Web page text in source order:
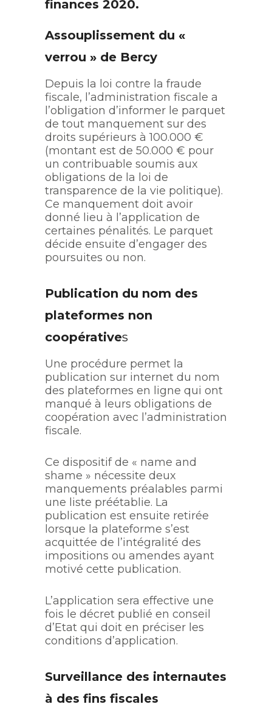
finances 2020.
Assouplissement du «
verrou » de Bercy
Depuis la loi contre la fraude
fiscale, l’administration fiscale a
l’obligation d’informer le parquet
de tout manquement sur des
droits supérieurs à 100.000 €
(montant est de 50.000 € pour
un contribuable soumis aux
obligations de la loi de
transparence de la vie politique).
Ce manquement doit avoir
donné lieu à l’application de
certaines pénalités. Le parquet
décide ensuite d’engager des
poursuites ou non.
Publication du nom des
plateformes non
coopératives
Une procédure permet la
publication sur internet du nom
des plateformes en ligne qui ont
manqué à leurs obligations de
coopération avec l’administration
fiscale.
Ce dispositif de « name and
shame » nécessite deux
manquements préalables parmi
une liste préétablie. La
publication est ensuite retirée
lorsque la plateforme s’est
acquittée de l’intégralité des
impositions ou amendes ayant
motivé cette publication.
L’application sera effective une
fois le décret publié en conseil
d’Etat qui doit en préciser les
conditions d’application.
Surveillance des internautes
à des fins fiscales